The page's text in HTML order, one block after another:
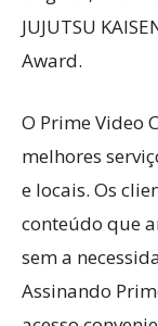
JUJUTSU
Award.
O Prime Video
melhores
e locais. Os
conteúdo que
sem a
Assinando